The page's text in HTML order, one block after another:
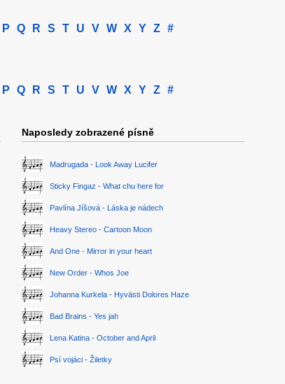
P Q R S T U V W X Y Z #
P Q R S T U V W X Y Z #
Naposledy zobrazené písně
Madrugada - Look Away Lucifer
Sticky Fingaz - What chu here for
Pavlína Jíšová - Láska je nádech
Heavy Stereo - Cartoon Moon
And One - Mirror in your heart
New Order - Whos Joe
Johanna Kurkela - Hyvästi Dolores Haze
Bad Brains - Yes jah
Lena Katina - October and April
Psí vojáci - Žiletky